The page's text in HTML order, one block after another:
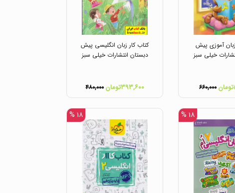
آموزی پیش
خیلی سبز
۶۶۰,۰۰۰
کتاب کار زبان انگلیسی پیش
دبستان انتشارات خیلی سبز
۳۹۳,۶۰۰تومان ۴۸۰,۰۰۰
۱۸ % ۱۸ %